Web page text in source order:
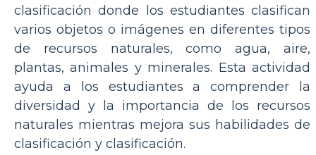
clasificación donde los estudiantes clasifican
varios objetos o imágenes en diferentes tipos
de recursos naturales, como agua, aire,
plantas, animales y minerales. Esta actividad
ayuda a los estudiantes a comprender la
diversidad y la importancia de los recursos
naturales mientras mejora sus habilidades de
clasificación y clasificación.